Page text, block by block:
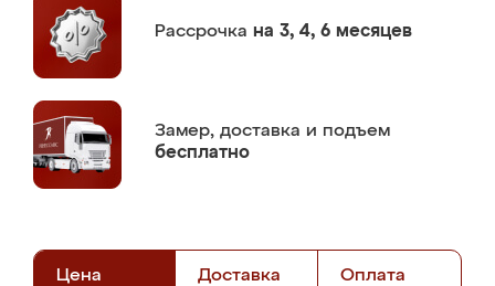
Рассрочка на 3, 4, 6 месяцев
Замер, доставка и подъем
бесплатно
Цена Доставка Оплата